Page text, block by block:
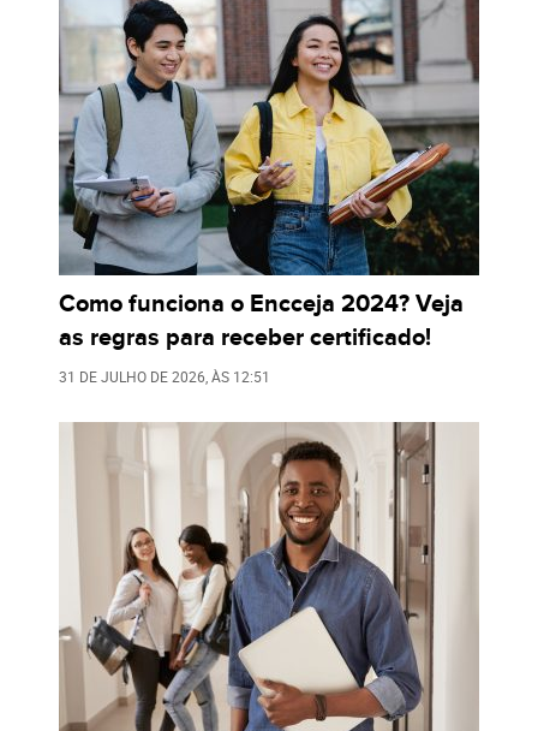
Como funciona o Encceja 2024? Veja
as regras para receber certificado!
31 DE JULHO DE 2026, ÀS 12:51